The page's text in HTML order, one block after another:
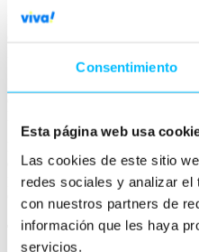
Consentimiento
Esta página web usa
Las cookies de este sitio
redes sociales y analizar el
con nuestros partners de
información que les haya
servicios.
En cuanto a
experiencia en las Tiendas de
ponerte encontacto con nosotros
cualquier duda.
Tabla de contenidos